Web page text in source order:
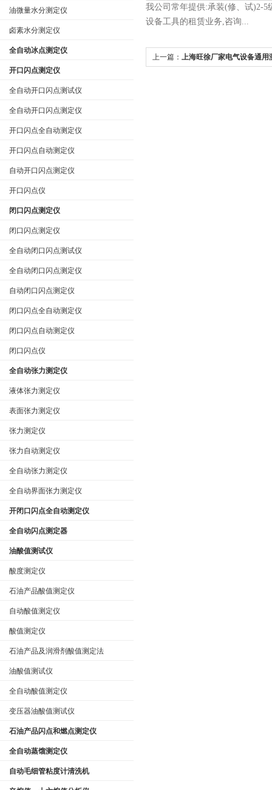
油微量水分测定仪
卤素水分测定仪
全自动冰点测定仪
开口闪点测定仪
全自动开口闪点测试仪
全自动开口闪点测定仪
开口闪点全自动测定仪
开口闪点自动测定仪
自动开口闪点测定仪
开口闪点仪
闭口闪点测定仪
闭口闪点测定仪
全自动闭口闪点测试仪
全自动闭口闪点测定仪
自动闭口闪点测定仪
闭口闪点全自动测定仪
闭口闪点自动测定仪
闭口闪点仪
全自动张力测定仪
液体张力测定仪
表面张力测定仪
张力测定仪
张力自动测定仪
全自动张力测定仪
全自动界面张力测定仪
开闭口闪点全自动测定仪
全自动闪点测定器
油酸值测试仪
酸度测定仪
石油产品酸值测定仪
自动酸值测定仪
酸值测定仪
石油产品及润滑剂酸值测定法
油酸值测试仪
全自动酸值测定仪
变压器油酸值测试仪
石油产品闪点和燃点测定仪
全自动蒸馏测定仪
自动毛细管粘度计清洗机
我公司常年提供:承装(修、试)2-
设备工具的租赁业务,咨询...
上一篇： 上海旺徐厂家电气设备通用